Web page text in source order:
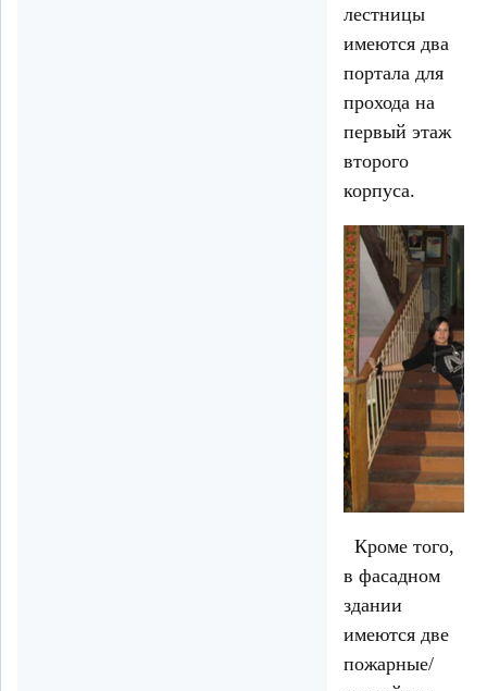
лестницы
имеются два
портала для
прохода на
первый этаж
второго
корпуса.
Кроме того,
в фасадном
здании
имеются две
пожарные/